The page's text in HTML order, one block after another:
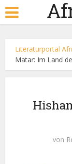
Literaturportal
Matar: Im Land
von